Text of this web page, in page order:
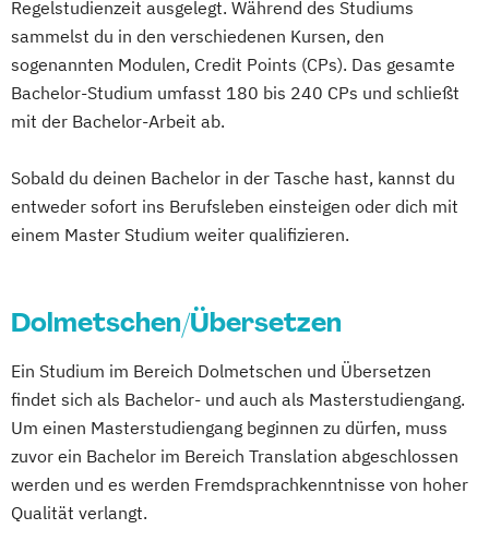
Elektro- und Informationstechnik
Entrepreneurship und Innovation
Ernährungswissenschaften
Fachübersetzen Wirtschaft
Fahrzeugtechnik General Management
Gesundheitsmanagement
Heilpädagogik Informatik
International Business Communication
KI im Management
Kindheitspädagogik
Künstliche Intelligenz
Logistikmanagement Marketing
Maschinenbau
Regelstudienzeit ausgelegt. Während des Studiums
sammelst du in den verschiedenen Kursen, den
sogenannten Modulen, Credit Points (CPs). Das gesamte
Bachelor-Studium umfasst 180 bis 240 CPs und schließt
mit der Bachelor-Arbeit ab.
Sobald du deinen Bachelor in der Tasche hast, kannst du
entweder sofort ins Berufsleben einsteigen oder dich mit
einem Master Studium weiter qualifizieren.
Dolmetschen/Übersetzen
Ein Studium im Bereich Dolmetschen und Übersetzen
findet sich als Bachelor- und auch als Masterstudiengang.
Um einen Masterstudiengang beginnen zu dürfen, muss
zuvor ein Bachelor im Bereich Translation abgeschlossen
werden und es werden Fremdsprachkenntnisse von hoher
Qualität verlangt.